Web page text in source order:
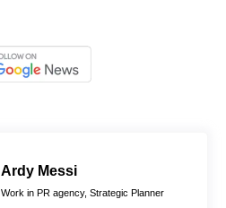
Ardy Messi
Work in PR agency, Strategic Planner